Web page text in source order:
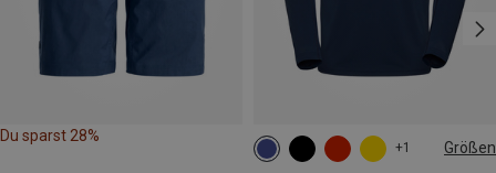
Du sparst 28%
+1 Größen
S M L